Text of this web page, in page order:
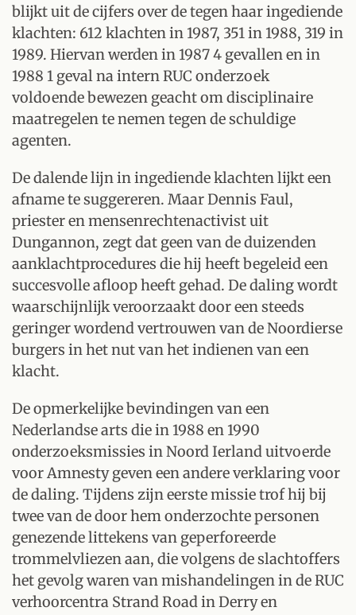
blijkt uit de cijfers over de tegen haar ingediende
klachten: 612 klachten in 1987, 351 in 1988, 319 in
1989. Hiervan werden in 1987 4 gevallen en in
1988 1 geval na intern RUC onderzoek
voldoende bewezen geacht om disciplinaire
maatregelen te nemen tegen de schuldige
agenten.
De dalende lijn in ingediende klachten lijkt een
afname te suggereren. Maar Dennis Faul,
priester en mensenrechtenactivist uit
Dungannon, zegt dat geen van de duizenden
aanklachtprocedures die hij heeft begeleid een
succesvolle afloop heeft gehad. De daling wordt
waarschijnlijk veroorzaakt door een steeds
geringer wordend vertrouwen van de Noordierse
burgers in het nut van het indienen van een
klacht.
De opmerkelijke bevindingen van een
Nederlandse arts die in 1988 en 1990
onderzoeksmissies in Noord Ierland uitvoerde
voor Amnesty geven een andere verklaring voor
de daling. Tijdens zijn eerste missie trof hij bij
twee van de door hem onderzochte personen
genezende littekens van geperforeerde
trommelvliezen aan, die volgens de slachtoffers
het gevolg waren van mishandelingen in de RUC
verhoorcentra Strand Road in Derry en